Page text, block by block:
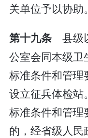
关单位予以协助。
第十九条 县级
公室会同本级卫
标准条件和管理
设立征兵体检站
标准条件和管理
的，经省级人